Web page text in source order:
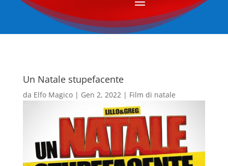
Un Natale stupefacente
da Elfo Magico| Gen 2, 2022| Film di natale